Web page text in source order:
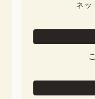
ネッ